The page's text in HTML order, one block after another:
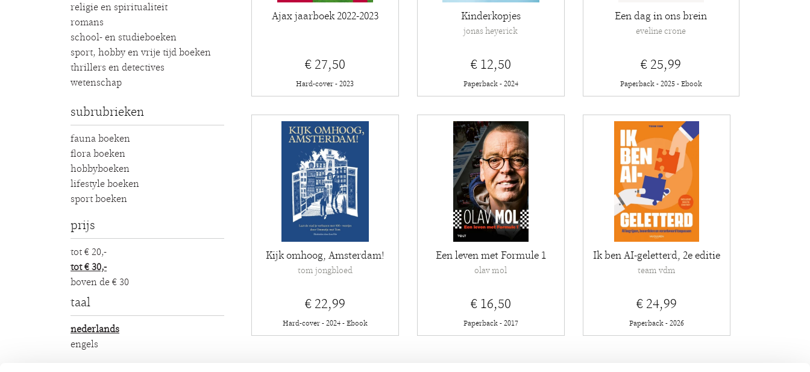
religie en spiritualiteit
romans
school- en studieboeken
sport, hobby en vrije tijd boeken
thrillers en detectives
wetenschap
subrubrieken
fauna boeken
flora boeken
hobbyboeken
lifestyle boeken
sport boeken
prijs
tot € 20,-
tot € 30,-
boven de € 30
taal
nederlands
engels
Ajax jaarboek 2022-2023
€ 27,50
Hard-cover - 2023
Kinderkopjes
jonas heyerick
€ 12,50
Paperback - 2024
Een dag in ons brein
eveline crone
€ 25,99
Paperback - 2025 - Ebook
Kijk omhoog, Amsterdam!
tom jongbloed
€ 22,99
Hard-cover - 2024 - Ebook
Een leven met Formule 1
olav mol
€ 16,50
Paperback - 2017
Ik ben AI-geletterd, 2e editie
team vdm
€ 24,99
Paperback - 2026